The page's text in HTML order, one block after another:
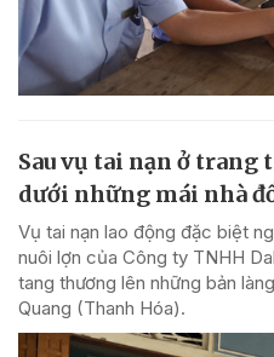
Sau vụ tai nạn ở trang
dưới những mái nhà
Vụ tai nạn lao động đặc biệt
nuôi lợn của Công ty TNHH
tang thương lên những bản
Quang (Thanh Hóa).